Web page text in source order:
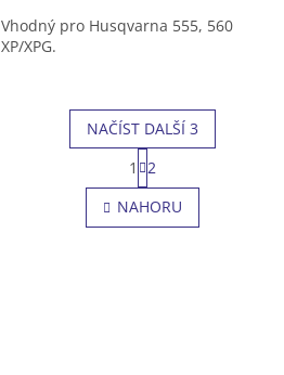
Vhodný pro Husqvarna 555, 560
XP/XPG.
O
v
l
NAČÍST DALŠÍ 3
S
t
r
á
n
1
2
NAHORU